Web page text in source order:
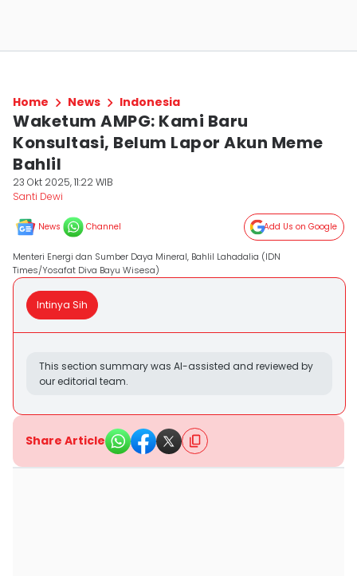
Home News Indonesia
Waketum AMPG: Kami Baru
Konsultasi, Belum Lapor Akun Meme
Bahlil
23 Okt 2025, 11:22 WIB
Santi Dewi
News Channel Add Us on Google
Menteri Energi dan Sumber Daya Mineral, Bahlil Lahadalia (IDN
Times/Yosafat Diva Bayu Wisesa)
Intinya Sih
This section summary was AI-assisted and reviewed by
our editorial team.
Share Article